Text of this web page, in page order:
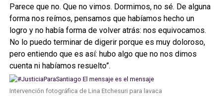
Parece que no. Que no vimos. Dormimos, no sé. De alguna
forma nos reímos, pensamos que habíamos hecho un
logro y no había forma de volver atrás: nos equivocamos.
No lo puedo terminar de digerir porque es muy doloroso,
pero entiendo que es así: hubo algo que no nos dimos
cuenta ni habíamos resuelto”.
Intervención fotográfica de Lina Etchesuri para lavaca